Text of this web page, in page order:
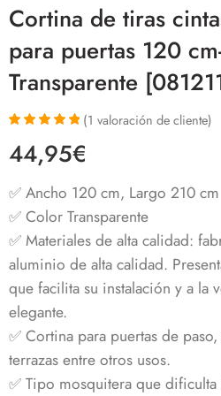
Cortina de tiras
para puertas 120
Transparente
5.00de 5 en
base a
un cliente
(1 valoración de cliente)
44,95€
✅ Ancho 120 cm, Largo 210 cm
✅ Color Transparente
✅ Materiales de alta calidad:
aluminio de alta calidad.
que facilita su instalación y a la
elegante.
✅ Cortina para puertas de
terrazas entre otros usos.
✅ Tipo mosquitera que